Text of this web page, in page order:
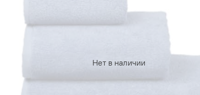
Нет в наличии